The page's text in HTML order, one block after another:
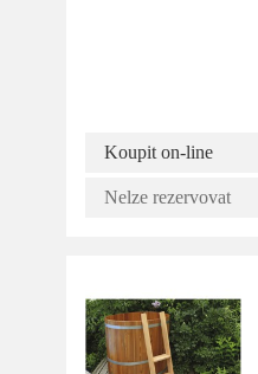
Koupit on-line
Nelze rezervovat